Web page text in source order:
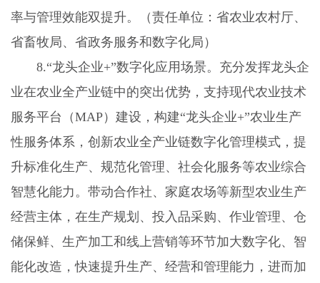
率与管理效能双提升。（责任单位：省农业农村厅、
省畜牧局、省政务服务和数字化局）
8.“龙头企业+”数字化应用场景。充分发挥龙头企
业在农业全产业链中的突出优势，支持现代农业技术
服务平台（MAP）建设，构建“龙头企业+”农业生产
性服务体系，创新农业全产业链数字化管理模式，提
升标准化生产、规范化管理、社会化服务等农业综合
智慧化能力。带动合作社、家庭农场等新型农业生产
经营主体，在生产规划、投入品采购、作业管理、仓
储保鲜、生产加工和线上营销等环节加大数字化、智
能化改造，快速提升生产、经营和管理能力，进而加